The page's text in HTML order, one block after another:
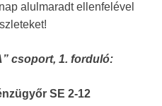
alulmaradt ellenfelével
csoport, 1. forduló:
SE 2-12